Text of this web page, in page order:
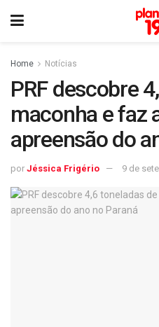
Home Notícias
PRF descobre
maconha e faz
apreensão do
por Jéssica Frigério 9 de